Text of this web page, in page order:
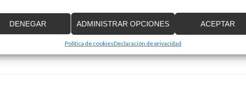
ACEPTAR
DENEGAR ADMINISTRAR OPCIONES
Política de cookiesDeclaración de privacidad
Correo electrónico